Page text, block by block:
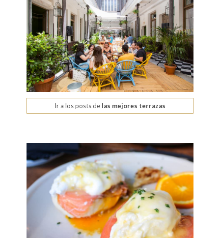
Ir a los posts de las mejores terrazas